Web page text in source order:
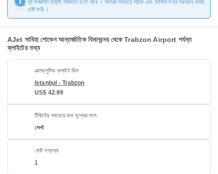
পূর্ব বিজ্ঞপ্তি ছাড়াই পরিবর্তন হতে পারে । আমরা সবচেয়ে সঠিক এবং বর্তমান তথ্য সরবরাহ করার
চেষ্টা করি ।
AJet সাবিহা গোকেন আন্তর্জাতিক বিমানবন্দর থেকে Trabzon Airport পর্যন্ত
ফ্লাইটের তথ্য
এক্সক্লুসিভ ফ্লাইট ডিল
Istanbul - Trabzon
US$ 42.99
টিকিটের সবচেয়ে কম মূল্যের মাস
সেপ্ট
মোট গন্তব্য
1